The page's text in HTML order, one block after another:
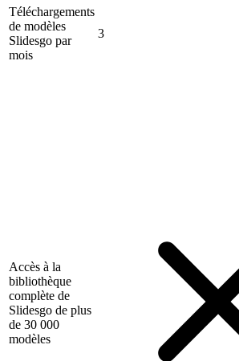
Téléchargements
de modèles
Slidesgo par
mois
3
Accès à la
bibliothèque
complète de
Slidesgo de plus
de 30 000
modèles